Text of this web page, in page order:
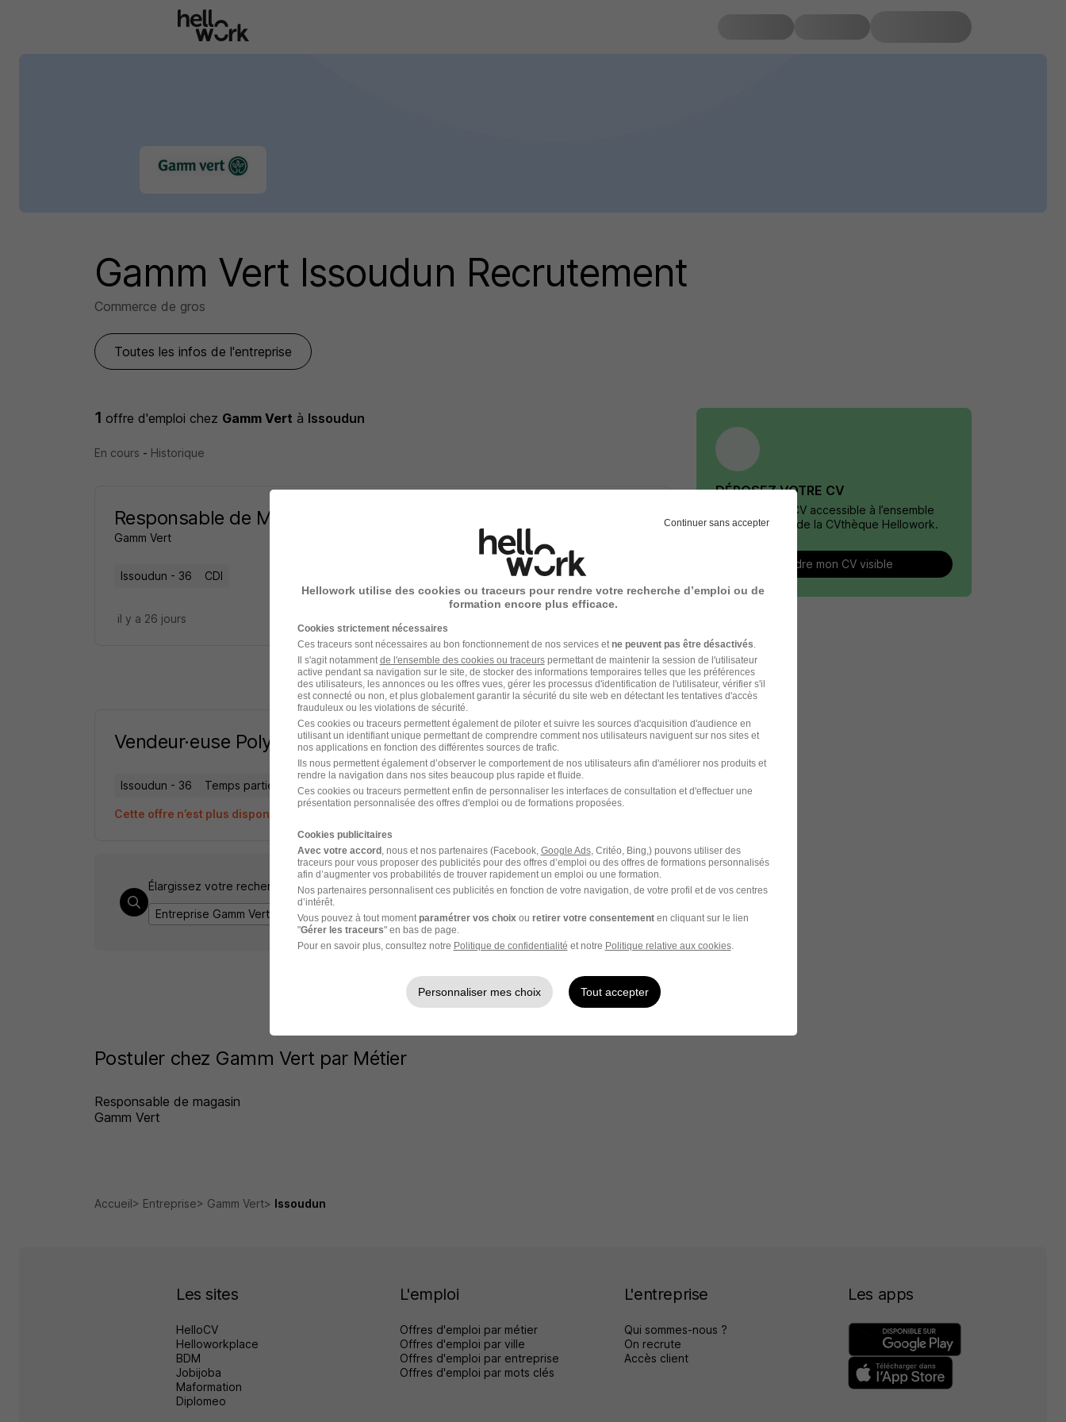
Gamm Vert Issoudun Recrutement
Commerce de gros
Toutes les infos de l'entreprise
1offre d'emploichez Gamm Vert à Issoudun
En cours - Historique
Responsable de Magasin H/F
Gamm Vert
Issoudun - 36 CDI
Voir l’offre
il y a 26 jours
1
Vendeur·euse Polyvalent·e H/F
Issoudun - 36 Temps partiel 21 876,36 € / an
Cette offre n’est plus disponible depuis le 11/05/26
Élargissez votre recherche chezGamm Vertou àIssoudun
Entreprise Gamm Vert Emploi Issoudun Entreprise Issoudun
DÉPOSEZ VOTRE CV
Rendez votre CV accessible à l’ensemble
des recruteurs de la CVthèque Hellowork.
Rendre mon CV visible
Postuler chez Gamm Vert par Métier
Responsable de magasin
Gamm Vert
Accueil Entreprise Gamm Vert Issoudun
Les sites
HelloCV
Helloworkplace
BDM
Jobijoba
Maformation
Diplomeo
L'emploi
Offres d'emploi par métier
Offres d'emploi par ville
Offres d'emploi par entreprise
Offres d'emploi par mots clés
L'entreprise
Qui sommes-nous ?
On recrute
Accès client
Les apps
Continuer sans accepter
Hellowork utilise des cookies ou traceurs pour rendre votre recherche d’emploi ou de
formation encore plus efficace.
Cookies strictement nécessaires
Ces traceurs sont nécessaires au bon fonctionnement de nos services etne peuvent pas être désactivés.
Il s'agit notammentde l'ensemble des cookies ou traceurspermettant de maintenir la session de l'utilisateur
active pendant sa navigation sur le site, de stocker des informations temporaires telles que les préférences
des utilisateurs, les annonces ou les offres vues, gérer les processus d'identification de l'utilisateur, vérifier s'il
est connecté ou non, et plus globalement garantir la sécurité du site web en détectant les tentatives d'accès
frauduleux ou les violations de sécurité.
Ces cookies ou traceurs permettent également de piloter et suivre les sources d'acquisition d'audience en
utilisant un identifiant unique permettant de comprendre comment nos utilisateurs naviguent sur nos sites et
nos applications en fonction des différentes sources de trafic.
Ils nous permettent également d’observer le comportement de nos utilisateurs afin d'améliorer nos produits et
rendre la navigation dans nos sites beaucoup plus rapide et fluide.
Ces cookies ou traceurs permettent enfin de personnaliser les interfaces de consultation et d'effectuer une
présentation personnalisée des offres d'emploi ou de formations proposées.
Cookies publicitaires
Avec votre accord , nous et nos partenaires (Facebook, Google Ads, Critéo, Bing,) pouvons utiliser des
traceurs pour vous proposer des publicités pour des offres d’emploi ou des offres de formations personnalisés
afin d’augmenter vos probabilités de trouver rapidement un emploi ou une formation.
Nos partenaires personnalisent ces publicités en fonction de votre navigation, de votre profil et de vos centres
d’intérêt.
Vous pouvez à tout momentparamétrer vos choixou retirer votre consentementen cliquant sur le lien
"Gérer les traceurs" en bas de page.
Pour en savoir plus, consultez notre Politique de confidentialité et notre Politique relative aux cookies.
Personnaliser mes choix Tout accepter